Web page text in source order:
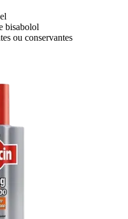
bisabolol
ou conservantes